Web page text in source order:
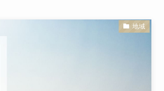
地域